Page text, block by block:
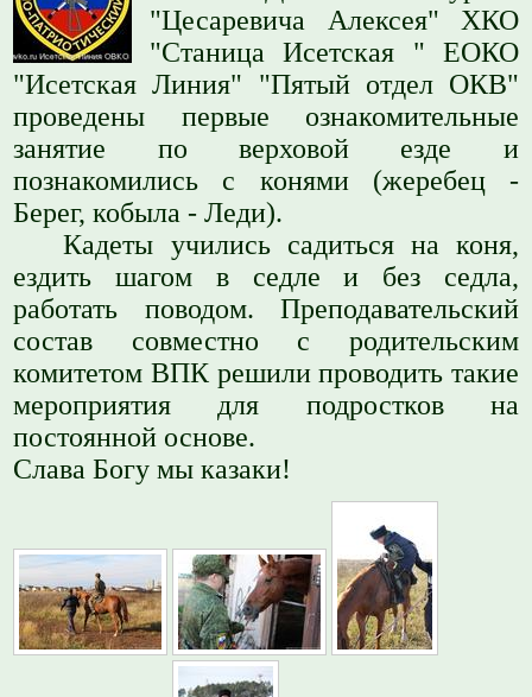
"Цесаревича Алексея" ХКО
"Станица Исетская " ЕОКО
"Исетская Линия" "Пятый отдел ОКВ"
проведены первые ознакомительные
занятие по верховой езде и
познакомились с конями (жеребец -
Берег, кобыла - Леди).
Кадеты учились садиться на коня,
ездить шагом в седле и без седла,
работать поводом. Преподавательский
состав совместно с родительским
комитетом ВПК решили проводить такие
мероприятия для подростков на
постоянной основе.
Слава Богу мы казаки!